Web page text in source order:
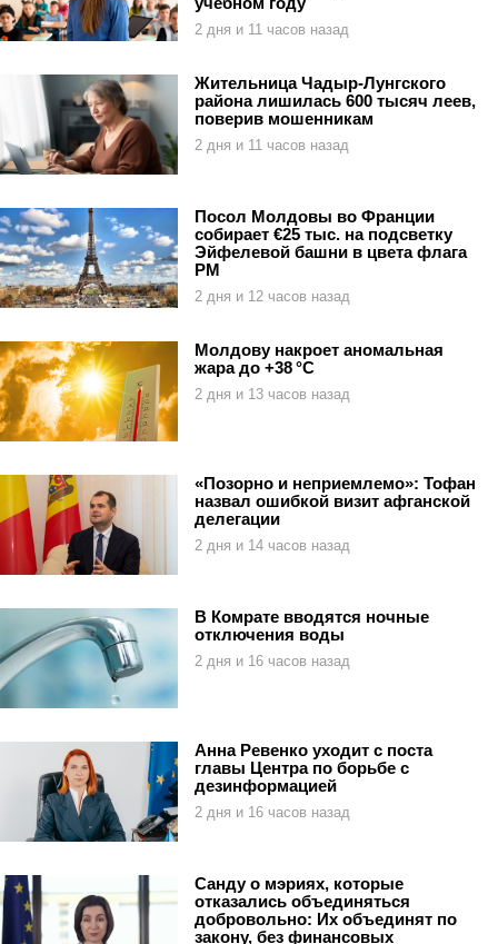
2 дня и 11 часов назад
Жительница Чадыр-Лунгского
района лишилась 600 тысяч леев,
поверив мошенникам
2 дня и 11 часов назад
Посол Молдовы во Франции
собирает €25 тыс. на подсветку
Эйфелевой башни в цвета флага
РМ
2 дня и 12 часов назад
Молдову накроет аномальная
жара до +38 °C
2 дня и 13 часов назад
«Позорно и неприемлемо»: Тофан
назвал ошибкой визит афганской
делегации
2 дня и 14 часов назад
В Комрате вводятся ночные
отключения воды
2 дня и 16 часов назад
Анна Ревенко уходит с поста
главы Центра по борьбе с
дезинформацией
2 дня и 16 часов назад
Санду о мэриях, которые
отказались объединяться
добровольно: Их объединят по
закону, без финансовых